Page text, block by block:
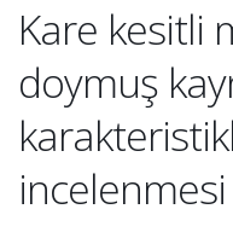
Kare kesitli
doymuş
incelenmesi